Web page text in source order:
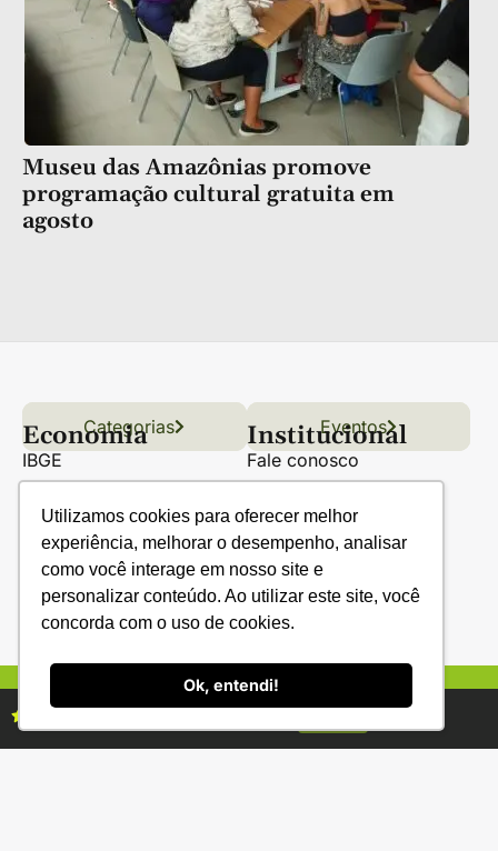
Utilizamos cookies para oferecer melhor
experiência, melhorar o desempenho, analisar
como você interage em nosso site e
personalizar conteúdo. Ao utilizar este site, você
concorda com o uso de cookies.
Ok, entendi!
Museu das Amazônias promove
programação cultural gratuita em
agosto
Links úteis
Conteúdo Grãos
Florestas Hortifrúti
Categorias Eventos
Economia
IBGE
EMBRAPA
Ministério da Agricultura
Institucional
Fale conosco